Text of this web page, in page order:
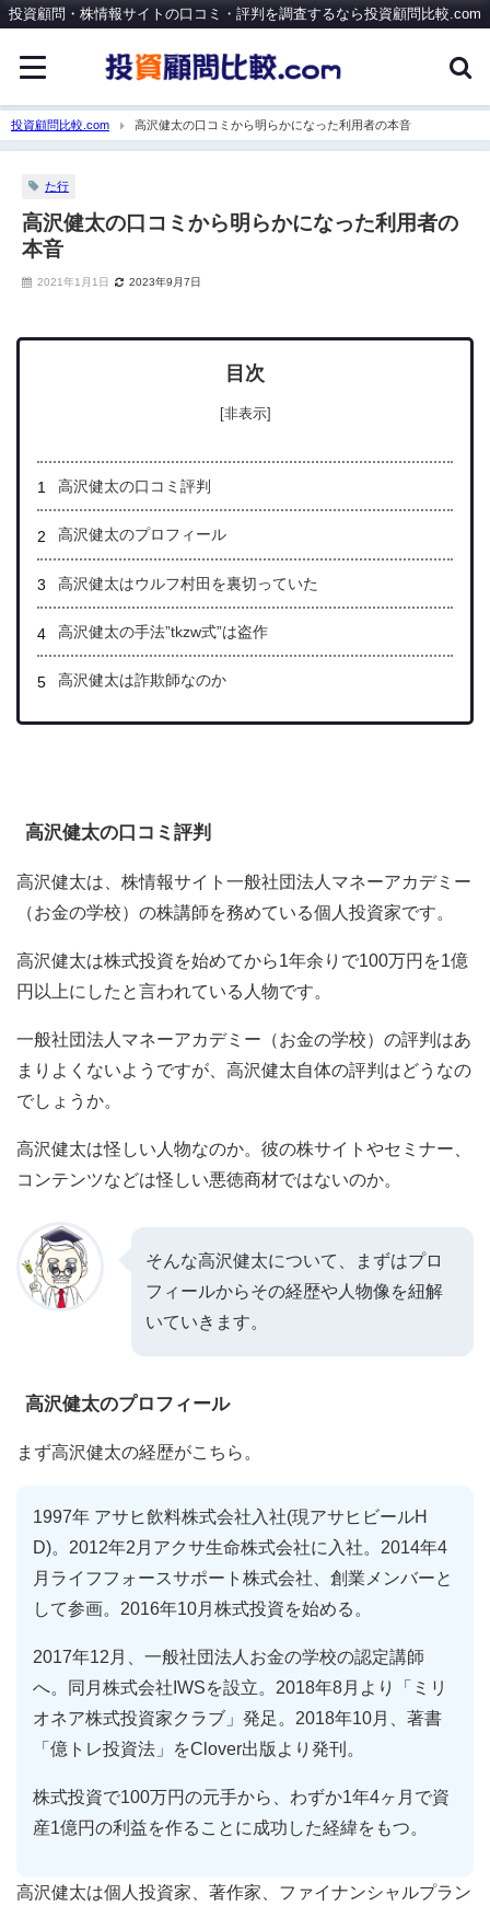
投資顧問・株情報サイトの口コミ・評判を調査するなら投資顧問比較.com
投資顧問比較.com 高沢健太の口コミから明らかになった利用者の本音
た行
高沢健太の口コミから明らかになった利用者の
本音
2021年1月1日 2023年9月7日
目次
[非表示]
高沢健太の口コミ評判
高沢健太のプロフィール
高沢健太はウルフ村田を裏切っていた
高沢健太の手法”tkzw式”は盗作
高沢健太は詐欺師なのか
高沢健太の口コミ評判
高沢健太は、株情報サイト一般社団法人マネーアカデミー
（お金の学校）の株講師を務めている個人投資家です。
高沢健太は株式投資を始めてから1年余りで100万円を1億
円以上にしたと言われている人物です。
一般社団法人マネーアカデミー（お金の学校）の評判はあ
まりよくないようですが、高沢健太自体の評判はどうなの
でしょうか。
高沢健太は怪しい人物なのか。彼の株サイトやセミナー、
コンテンツなどは怪しい悪徳商材ではないのか。
そんな高沢健太について、まずはプロ
フィールからその経歴や人物像を紐解
いていきます。
高沢健太のプロフィール
まず高沢健太の経歴がこちら。
1997年 アサヒ飲料株式会社入社(現アサヒビールH
D)。2012年2月アクサ生命株式会社に入社。2014年4
月ライフフォースサポート株式会社、創業メンバーと
して参画。2016年10月株式投資を始める。
2017年12月、一般社団法人お金の学校の認定講師
へ。同月株式会社IWSを設立。2018年8月より「ミリ
オネア株式投資家クラブ」発足。2018年10月、著書
「億トレ投資法」をClover出版より発刊。
株式投資で100万円の元手から、わずか1年4ヶ月で資
産1億円の利益を作ることに成功した経緯をもつ。
高沢健太は個人投資家、著作家、ファイナンシャルプラン